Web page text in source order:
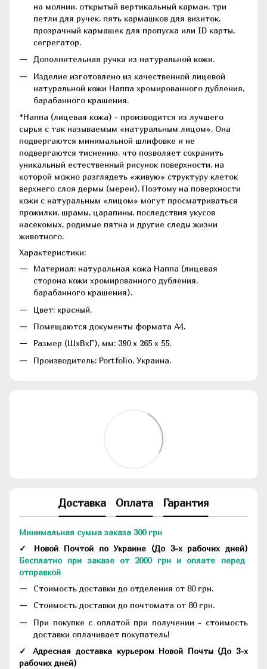
на молнии, открытый вертикальный карман, три
петли для ручек, пять кармашков для визиток,
прозрачный кармашек для пропуска или ID карты,
сегрегатор.
Дополнительная ручка из натуральной кожи.
Изделие изготовлено из качественной лицевой
натуральной кожи Наппа хромированного дубления,
барабанного крашения.
*Наппа (лицевая кожа) - производится из лучшего
сырья с так называемым «натуральным лицом». Она
подвергаются минимальной шлифовке и не
подвергаются тиснению, что позволяет сохранить
уникальный естественный рисунок поверхности, на
которой можно разглядеть «живую» структуру клеток
верхнего слоя дермы (мереи). Поэтому на поверхности
кожи с натуральным «лицом» могут просматриваться
прожилки, шрамы, царапины, последствия укусов
насекомых, родимые пятна и другие следы жизни
животного.
Характеристики:
Материал: натуральная кожа Наппа (лицевая
сторона кожи хромированного дубления,
барабанного крашения).
Цвет: красный.
Помещаются документы формата А4.
Размер (ШхВхГ), мм: 390 х 265 х 55.
Производитель: Portfolio, Украина.
Доставка Оплата Гарантия
Минимальная сумма заказа 300 грн
✓ Новой Почтой по Украине (До 3-х рабочих дней)
Бесплатно при заказе от 2000 грн и оплате перед
отправкой
Стоимость доставки до отделения от 80 грн.
Стоимость доставки до почтомата от 80 грн.
При покупке с оплатой при получении - стоимость
доставки оплачивает покупатель!
✓ Адресная доставка курьером Новой Почты (До 3-х
рабочих дней)